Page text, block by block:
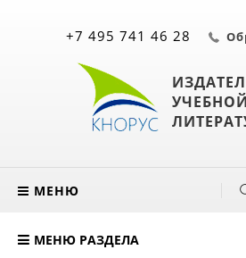
УЧЕБНОЙ
+7 495 741 46 28
МЕНЮ
МЕНЮ РАЗДЕЛА